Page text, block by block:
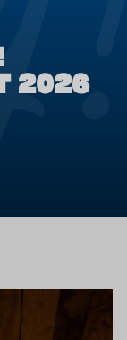
2026